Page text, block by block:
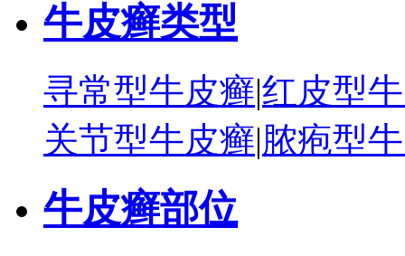
牛皮癣类型
寻常型牛皮癣|红皮型
关节型牛皮癣|脓疱型
牛皮癣部位